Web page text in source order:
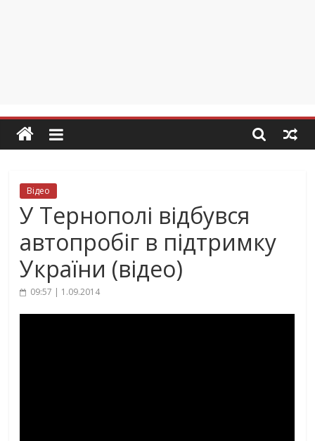
Відео
У Тернополі відбувся
автопробіг в підтримку
України (відео)
09:57 | 1.09.2014